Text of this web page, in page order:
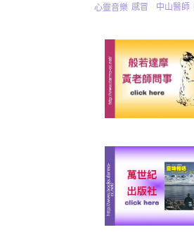
中山醫師
心靈音樂 感冒